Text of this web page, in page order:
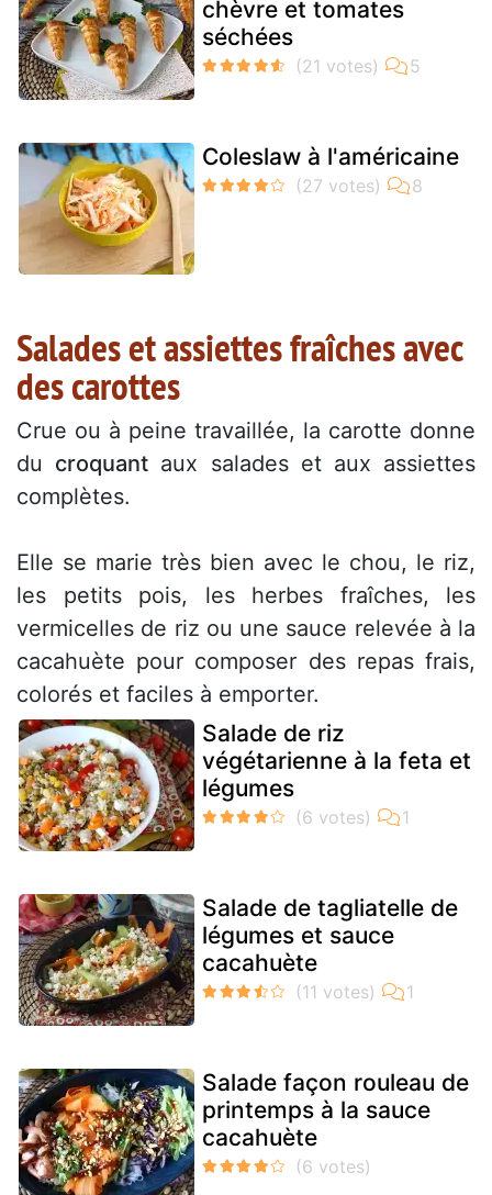
chèvre et tomates
séchées
Coleslaw à l'américaine
Salades et assiettes fraîches avec
des carottes
Crue ou à peine travaillée, la carotte donne
du croquant aux salades et aux assiettes
complètes.
Elle se marie très bien avec le chou, le riz,
les petits pois, les herbes fraîches, les
vermicelles de riz ou une sauce relevée à la
cacahuète pour composer des repas frais,
colorés et faciles à emporter.
Salade de riz
végétarienne à la feta et
légumes
Salade de tagliatelle de
légumes et sauce
cacahuète
Salade façon rouleau de
printemps à la sauce
cacahuète